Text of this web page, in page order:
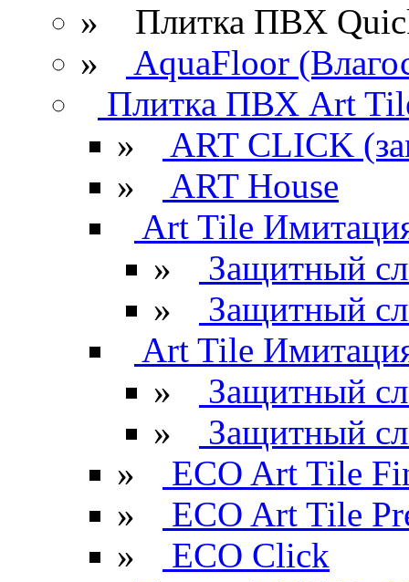
» Плитка ПВХ
»
AquaFloor
Плитка ПВХ Art
»
ART CLICK
»
ART House
Art Tile
»
Защитный
»
Защитный
Art Tile
»
Защитный
»
Защитный
»
ECO Art Tile
»
ECO Art Tile
»
ECO Click